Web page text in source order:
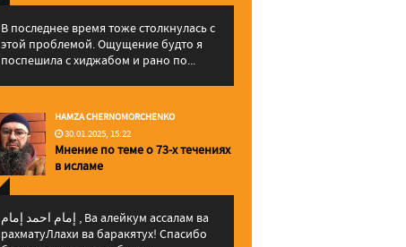
В последнее время тоже столкнулась с
этой проблемой. Ощущение будто я
поспешила с хиджабом и рано по...
HAMZA CHERNOMORCHENKO
30.01.2025, 15:22
Мнение по теме о 73-х течениях
в исламе
إمام احمد إمام , Ва алейкум ассалам ва
рахматуЛлахи ва баракятух! Спасибо